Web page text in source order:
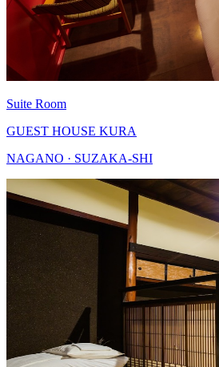
Suite Room
GUEST HOUSE KURA
NAGANO · SUZAKA-SHI